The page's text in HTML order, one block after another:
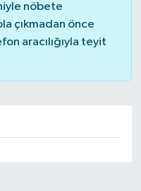
nöbete
çıkmadan önce
aracılığıyla teyit